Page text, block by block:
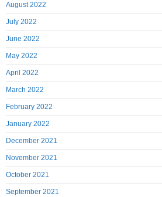
August 2022
July 2022
June 2022
May 2022
April 2022
March 2022
February 2022
January 2022
December 2021
November 2021
October 2021
September 2021